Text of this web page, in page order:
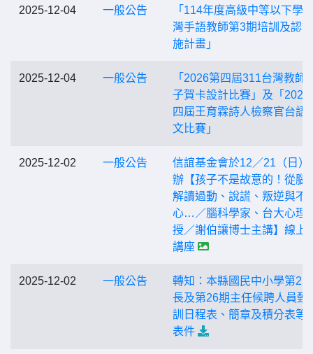
2025-12-04 一般公告
「114年度高級中等以下學
灣手語教師第3期培訓及認
施計畫」
2025-12-04 一般公告
「2026第四屆311台灣教師
子賀卡設計比賽」及「2026
四屆王育霖詩人檢察官台語
文比賽」
2025-12-02 一般公告
信誼基金會於12／21（日）
辦【孩子不是故意的！從腦
解讀過動、說謊、叛逆與不
心…／腦科學家、台大心理
授／謝伯讓博士主講】線上
講座
2025-12-02 一般公告
轉知：本縣國民中小學第25
長及第26期主任候聘人員甄
訓日程表、簡章及積分表等
表件